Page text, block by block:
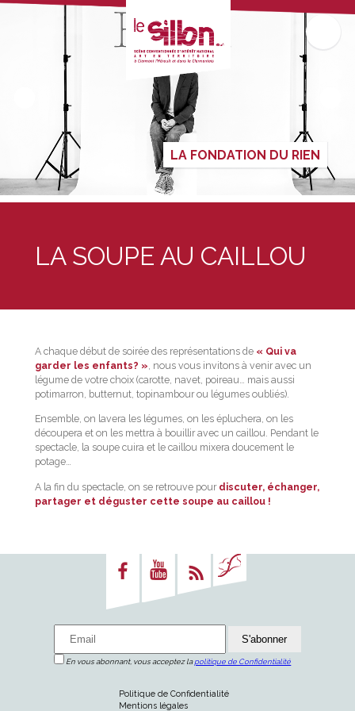
LA FONDATION DU RIEN
LA SOUPE AU CAILLOU
A chaque début de soirée des représentations de « Qui va
garder les enfants? », nous vous invitons à venir avec un
légume de votre choix (carotte, navet, poireau… mais aussi
potimarron, butternut, topinambour ou légumes oubliés).
Ensemble, on lavera les légumes, on les épluchera, on les
découpera et on les mettra à bouillir avec un caillou. Pendant le
spectacle, la soupe cuira et le caillou mixera doucement le
potage…
A la fin du spectacle, on se retrouve pour discuter, échanger,
partager et déguster cette soupe au caillou !
En vous abonnant, vous acceptez lapolitique de Confidentialité
Politique de Confidentialité
Mentions légales